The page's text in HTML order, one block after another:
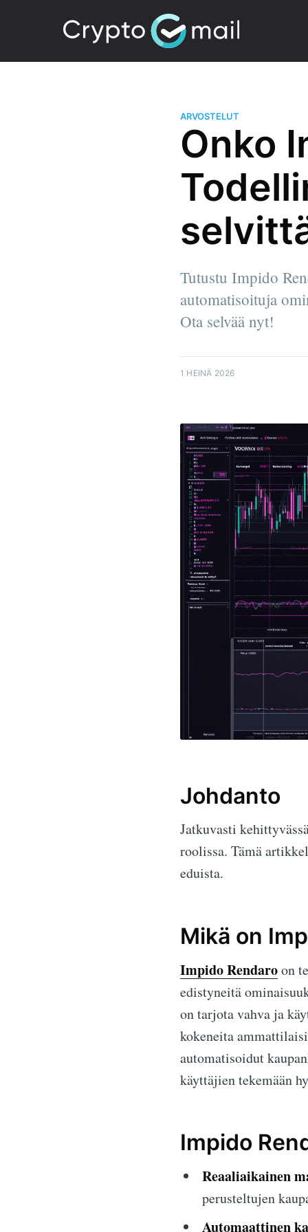
ARVOSTELUT
Onko
Tutustu Impido
automatisoituja
Ota selvää nyt!
1 HEINÄ 2026
Johdanto
Jatkuvasti
roolissa. Tämä
eduista.
Mikä on
Impido Rendaroon
edistyneitä
on tarjota vahva ja
kokeneita
automatisoidut
käyttäjien tekemään
Impido
Reaaliaikainen
perusteltujen
Automaattinen